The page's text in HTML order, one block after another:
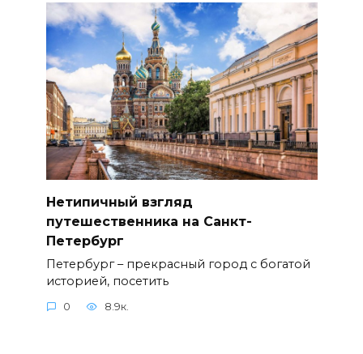
Нетипичный взгляд
путешественника на Санкт-
Петербург
Петербург – прекрасный город с богатой
историей, посетить
0 8.9к.